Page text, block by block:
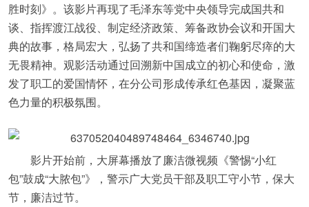
胜时刻》。该影片再现了毛泽东等党中央领导完成国共和
谈、指挥渡江战役、制定经济政策、筹备政协会议和开国大
典的故事，格局宏大，弘扬了共和国缔造者们鞠躬尽瘁的大
无畏精神。观影活动通过回溯新中国成立的初心和使命，激
发了职工的爱国情怀，在分公司形成传承红色基因，凝聚蓝
色力量的积极氛围。
影片开始前，大屏幕播放了廉洁微视频《警惕“小红
包”鼓成“大脓包”》，警示广大党员干部及职工守小节，保大
节，廉洁过节。